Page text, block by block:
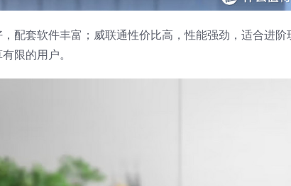
配套软件丰富；威联通性价比高，性能强劲，适合进阶
限的用户。